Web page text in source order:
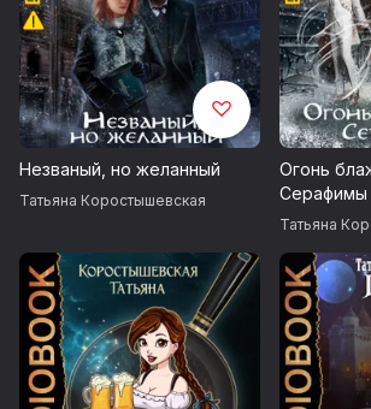
Незваный, но желанный
Татьяна Коростышевская
Огонь
Серафимы
Татьяна